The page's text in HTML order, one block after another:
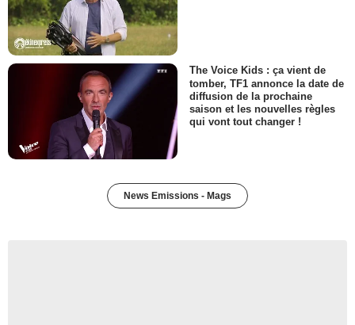
The Voice Kids : ça vient de
tomber, TF1 annonce la date de
diffusion de la prochaine
saison et les nouvelles règles
qui vont tout changer !
News Emissions - Mags